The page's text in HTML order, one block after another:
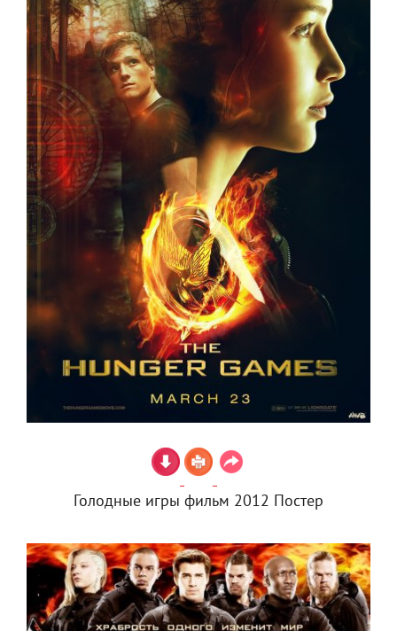
Голодные игры фильм 2012 Постер